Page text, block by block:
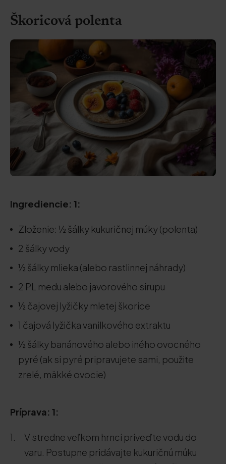
Škoricová polenta
Ingrediencie: 1:
Zloženie: ½ šálky kukuričnej múky (polenta)
2 šálky vody
½ šálky mlieka (alebo rastlinnej náhrady)
2 PL medu alebo javorového sirupu
½ čajovej lyžičky mletej škorice
1 čajová lyžička vanilkového extraktu
½ šálky banánového alebo iného ovocného
pyré (ak si pyré pripravujete sami, použite
zrelé, mäkké ovocie)
Príprava: 1:
V stredne veľkom hrnci priveďte vodu do
varu. Postupne pridávajte kukuričnú múku